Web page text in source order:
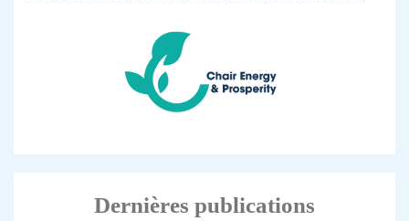
Dernières publications